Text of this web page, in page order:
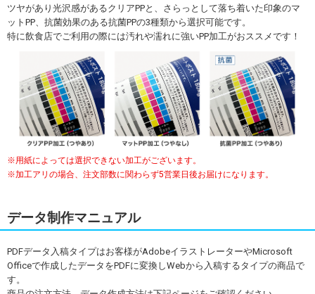
ツヤがあり光沢感があるクリアPPと、さらっとして落ち着いた印象のマ
ットPP、抗菌効果のある抗菌PPの3種類から選択可能です。
特に飲食店でご利用の際には汚れや濡れに強いPP加工がおススメです！
用紙によっては選択できない加工がございます。
加工アリの場合、注文部数に関わらず5営業日後お届けになります。
データ制作マニュアル
PDFデータ入稿タイプはお客様がAdobeイラストレーターやMicrosoft
Officeで作成したデータをPDFに変換しWebから入稿するタイプの商品で
す。